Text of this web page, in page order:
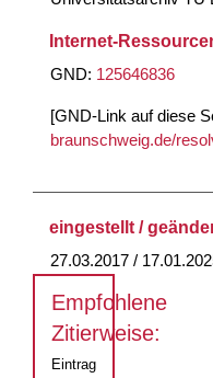
Internet-
GND: 125646836
[GND-Link auf diese
braunschweig.de/
eingestellt /
27.03.2017 /
Empfohlene
Zitierweise:
Eintrag